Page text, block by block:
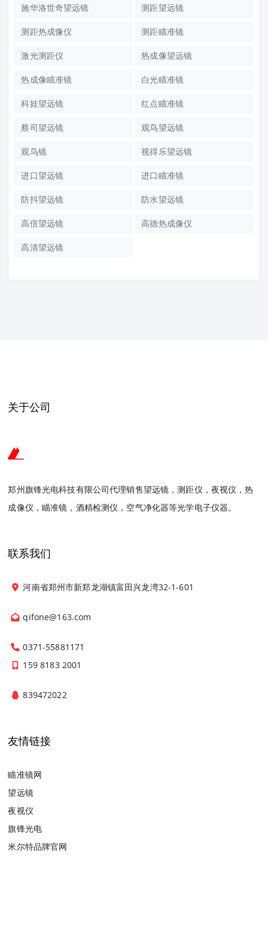
施华洛世奇望远镜 测距望远镜
测距热成像仪 测距瞄准镜
激光测距仪 热成像望远镜
热成像瞄准镜 白光瞄准镜
科娃望远镜 红点瞄准镜
蔡司望远镜 观鸟望远镜
观鸟镜 视得乐望远镜
进口望远镜 进口瞄准镜
防抖望远镜 防水望远镜
高倍望远镜 高德热成像仪
高清望远镜
关于公司
郑州旗锋光电科技有限公司代理销售望远镜，测距仪，夜视仪，热
成像仪，瞄准镜，酒精检测仪，空气净化器等光学电子仪器。
联系我们
河南省郑州市新郑龙湖镇富田兴龙湾32-1-601
qifone@163.com
0371-55881171
159 8183 2001
839472022
友情链接
瞄准镜网
望远镜
夜视仪
旗锋光电
米尔特品牌官网